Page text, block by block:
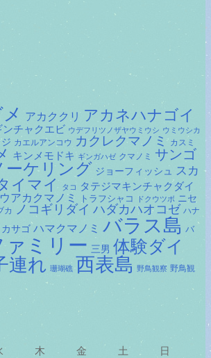
アカククリ アカネハナゴイ
ンチャクエビ ウデフリツノザヤウミウシ ウミウシカ
カエルアンコウ カクレクマノミ
カスミ
キンメモドキ ギンガハゼ クマノミ サンゴ
ーケリング ジョーフィッシュ スカ
イマイ タコ
タテジマキンチャクダイ
ウアカクマノミ トラフシャコ ドクウツボ ニセ
カ ノコギリダイ ハダカハオコゼ ハナ
サゴ ハマクマノミ バラス島 バ
ァミリー 三男 体験ダイ
連れ 珊瑚礁 西表島 野鳥観察 野鳥観
木 金 土
日